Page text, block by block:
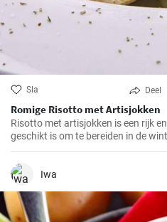
Sla Deel
Romige Risotto met Artisjokken
Risotto met artisjokken is een rijk
geschikt is om te bereiden in de
artisjokken in het seizoen zijn.
met goede Parmezaanse kaas en
Iwa